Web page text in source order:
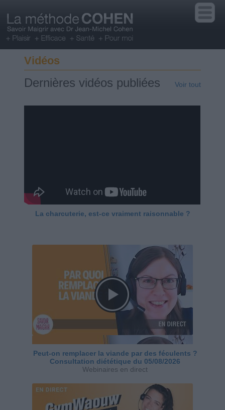
Vidéos
Dernières vidéos publiées Voir tout
La charcuterie, est-ce vraiment raisonnable ?
Peut-on remplacer la viande par des féculents ?
Consultation diététique du 05/08/2026
Webinaires en direct